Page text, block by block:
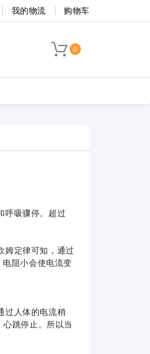
我的物流 购物车
0
呼吸骤停。超过
姆定律可知，通过
阻小会使电流变
过人体的电流稍
跳停止。所以当